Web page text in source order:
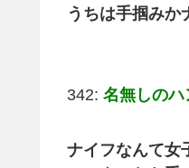
うちは手掴みか
342: 名無しのハ
ナイフなんて女